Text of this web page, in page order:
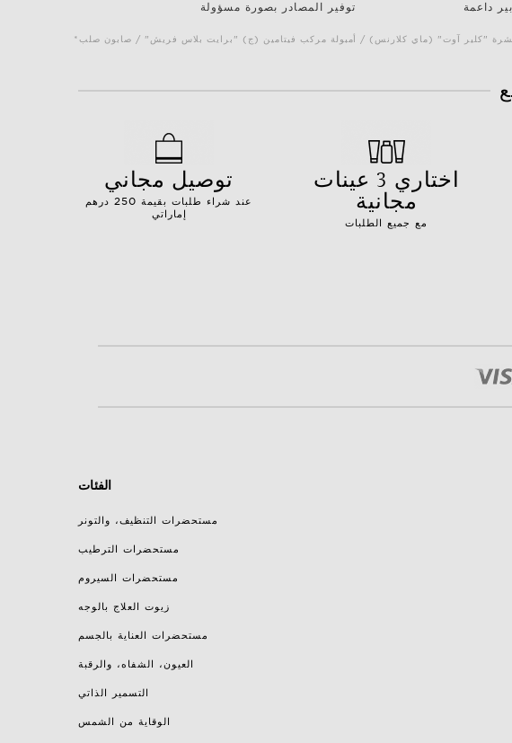
توفير المصادر بصورة مسؤولة داعمة
"كلير آوت" (ماي كلارنس) / أمبولة مركب فيتامين (ج) "برايت بلاس فريش" / صابون صلب
توصيل مجاني
عند شراء طلبات بقيمة 250 درهم
إماراتي
اختاري 3 عينات
مجانية
مع جميع الطلبات
الفئات
مستحضرات التنظيف، والتونر
مستحضرات الترطيب
مستحضرات السيروم
زيوت العلاج بالوجه
مستحضرات العناية بالجسم
العيون، الشفاه، والرقبة
التسمير الذاتي
الوقاية من الشمس